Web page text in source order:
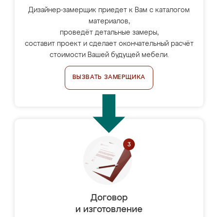
Дизайнер-замерщик приедет к Вам с каталогом
материалов,
проведёт детальные замеры,
составит проект и сделает окончательный расчёт
стоимости Вашей будущей мебели.
ВЫЗВАТЬ ЗАМЕРЩИКА
Договор
и изготовление